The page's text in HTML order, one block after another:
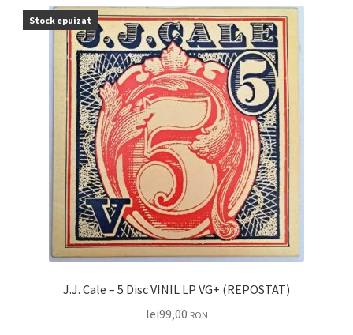
Stock epuizat
J.J. Cale – 5 Disc VINIL LP VG+ (REPOSTAT)
lei99,00 RON